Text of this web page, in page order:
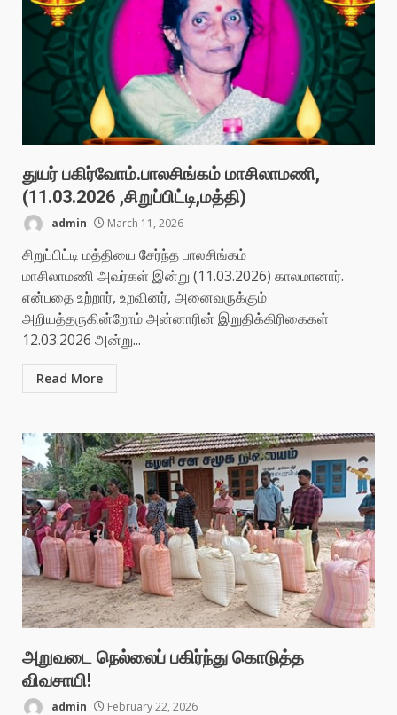
துயர் பகிர்வோம்.பாலசிங்கம் மாசிலாமணி,
(11.03.2026 ,சிறுப்பிட்டி,மத்தி)
admin March 11, 2026
சிறுப்பிட்டி மத்தியை சேர்ந்த பாலசிங்கம்
மாசிலாமணி அவர்கள் இன்று (11.03.2026) காலமானார்.
என்பதை உற்றார், உறவினர், அனைவருக்கும்
அறியத்தருகின்றோம் அன்னாரின் இறுதிக்கிரிகைகள்
12.03.2026 அன்று...
Read More
அறுவடை நெல்லைப் பகிர்ந்து கொடுத்த
விவசாயி!
admin February 22, 2026